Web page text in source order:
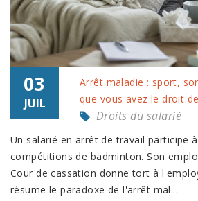
03
JUIL
Arrêt maladie : sport,
que vous avez le droit
Droits du salarié
Un salarié en arrêt de travail participe
compétitions de badminton. Son
Cour de cassation donne tort à
résume le paradoxe de l'arrêt mal...